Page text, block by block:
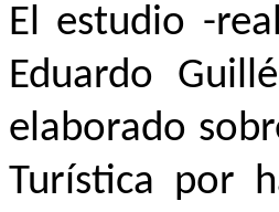
El estudio -
Eduardo
elaborado
Turística por